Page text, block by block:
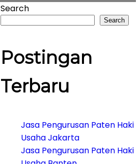
Search
Search
Postingan
Terbaru
Jasa Pengurusan Paten Haki
Usaha Jakarta
Jasa Pengurusan Paten Haki